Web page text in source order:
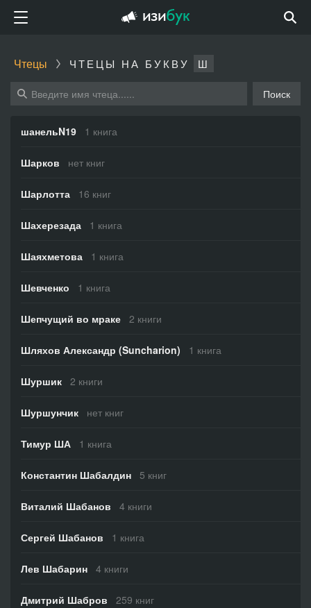
Чтецы ЧТЕЦЫ НА БУКВУ Ш
Поиск
шанельN19 1 книга
Шарков нет книг
Шарлотта 16 книг
Шахерезада 1 книга
Шаяхметова 1 книга
Шевченко 1 книга
Шепчущий во мраке 2 книги
Шляхов Александр (Suncharion) 1 книга
Шуршик 2 книги
Шуршунчик нет книг
Тимур ША 1 книга
Константин Шабалдин 5 книг
Виталий Шабанов 4 книги
Сергей Шабанов 1 книга
Лев Шабарин 4 книги
Дмитрий Шабров 259 книг